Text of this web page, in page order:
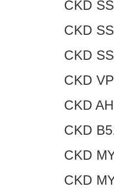
CKD
CKD
CKD
CKD
CKD
CKD
CKD
CKD